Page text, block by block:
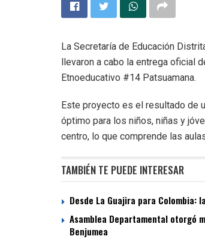
La Secretaría de Educación
llevaron a cabo la entrega oficial
Etnoeducativo #14 Patsuamana.
Este proyecto es el resultado de
óptimo para los niños, niñas y
centro, lo que comprende las
TAMBIÉN TE PUEDE INTERESAR
Desde La Guajira para Colombia:
Asamblea Departamental otorgó
Benjumea